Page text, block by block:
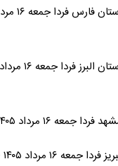
۱۴۰۵ + نحوه استعلام
۱۴۰۵ + نحوه استعلام